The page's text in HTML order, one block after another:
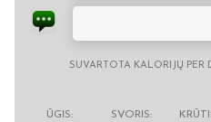
SUVARTOTA KALORIJŲ PER
ŪGIS: SVORIS: